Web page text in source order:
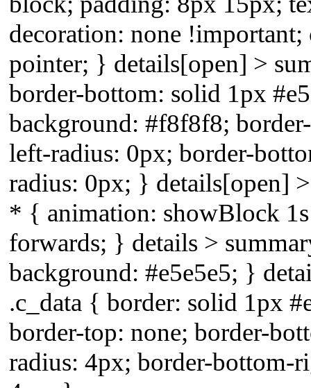
decoration: none !important;
pointer; } details[open] >
border-bottom: solid 1px
background: #f8f8f8;
left-radius: 0px; border-
radius: 0px; } details[open]
* { animation: showBlock
forwards; } details >
background: #e5e5e5; }
.c_data { border: solid 1px
border-top: none; border-
radius: 4px; border-bottom-